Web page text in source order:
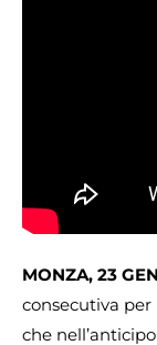
MONZA, 23
consecutiva per
che